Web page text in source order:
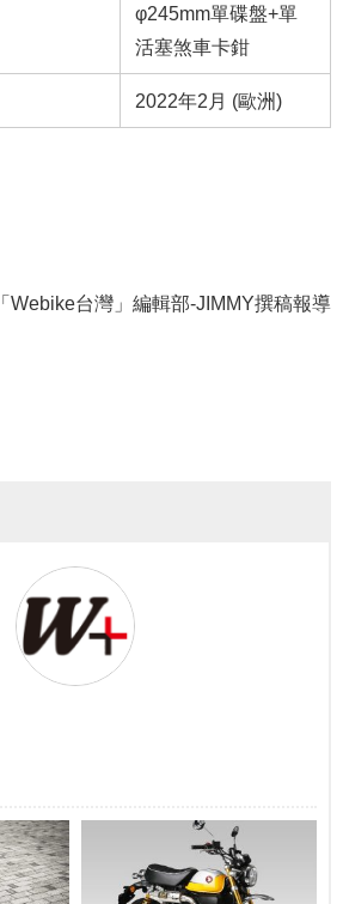
φ245mm單碟盤+單
活塞煞車卡鉗
2022年2月 (歐洲)
「Webike台灣」編輯部-JIMMY撰稿報導